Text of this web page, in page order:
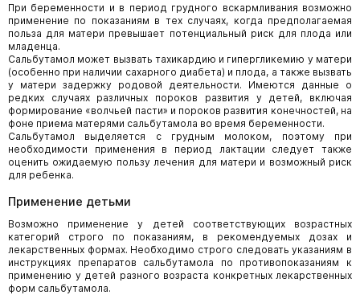
При беременности и в период грудного вскармливания возможно
применение по показаниям в тех случаях, когда предполагаемая
польза для матери превышает потенциальный риск для плода или
младенца.
Сальбутамол может вызвать тахикардию и гипергликемию у матери
(особенно при наличии сахарного диабета) и плода, а также вызвать
у матери задержку родовой деятельности. Имеются данные о
редких случаях различных пороков развития у детей, включая
формирование «волчьей пасти» и пороков развития конечностей, на
фоне приема матерями сальбутамола во время беременности.
Сальбутамол выделяется с грудным молоком, поэтому при
необходимости применения в период лактации следует также
оценить ожидаемую пользу лечения для матери и возможный риск
для ребенка.
Применение детьми
Возможно применение у детей соответствующих возрастных
категорий строго по показаниям, в рекомендуемых дозах и
лекарственных формах. Необходимо строго следовать указаниям в
инструкциях препаратов сальбутамола по противопоказаниям к
применению у детей разного возраста конкретных лекарственных
форм сальбутамола.